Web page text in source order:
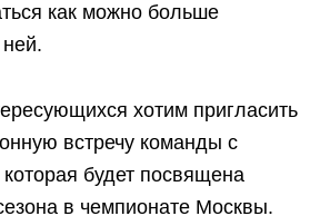
как можно больше
хотим пригласить
встречу команды с
будет посвящена
в чемпионате Москвы.